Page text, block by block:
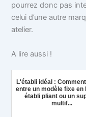
pourrez donc pas
celui d’une autre
atelier.
A lire aussi !
L'établi idéal :
entre un modèle fixe en
établi pliant ou un
multif...